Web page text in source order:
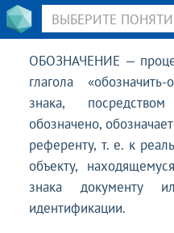
ВЫБЕРИТЕ
ОБОЗНАЧЕНИЕ —
глагола
знака,
обозначено,
референту, т. е. к
объекту,
знака документу
идентификации.